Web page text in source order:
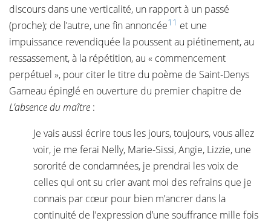
discours dans une verticalité, un rapport à un passé
(proche); de l’autre, une fin annoncée11 et une
impuissance revendiquée la poussent au piétinement, au
ressassement, à la répétition, au « commencement
perpétuel », pour citer le titre du poème de Saint-Denys
Garneau épinglé en ouverture du premier chapitre de
L’absence du maître :
Je vais aussi écrire tous les jours, toujours, vous allez
voir, je me ferai Nelly, Marie-Sissi, Angie, Lizzie, une
sororité de condamnées, je prendrai les voix de
celles qui ont su crier avant moi des refrains que je
connais par cœur pour bien m’ancrer dans la
continuité de l’expression d’une souffrance mille fois